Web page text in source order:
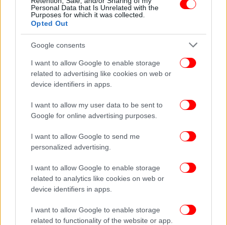
Personal Data that Is Unrelated with the
Purposes for which it was collected.
Opted Out
Google consents
I want to allow Google to enable storage
related to advertising like cookies on web or
device identifiers in apps.
I want to allow my user data to be sent to
Google for online advertising purposes.
I want to allow Google to send me
personalized advertising.
I want to allow Google to enable storage
related to analytics like cookies on web or
device identifiers in apps.
I want to allow Google to enable storage
related to functionality of the website or app.
ΠΕΡΙΣΣΟΤΕΡΑ ΒΙΝΤΕΟ